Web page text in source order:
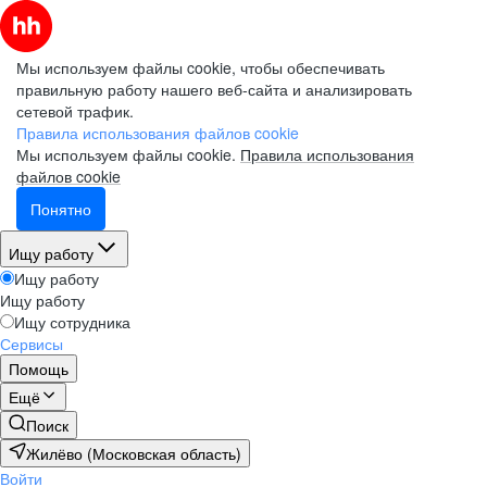
Мы используем файлы cookie, чтобы обеспечивать
правильную работу нашего веб-сайта и анализировать
сетевой трафик.
Правила использования файлов cookie
Мы используем файлы cookie. Правила использования
файлов cookie
Понятно
Ищу работу
Ищу работу
Ищу работу
Ищу сотрудника
Сервисы
Помощь
Ещё
Поиск
Жилёво (Московская область)
Войти